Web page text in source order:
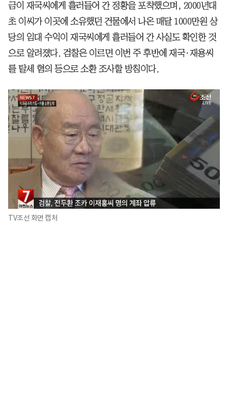
금이 재국씨에게 흘러들어 간 정황을 포착했으며, 2000년대
초 이씨가 이곳에 소유했던 건물에서 나온 매달 1000만원 상
당의 임대 수익이 재국씨에게 흘러들어 간 사실도 확인한 것
으로 알려졌다. 검찰은 이르면 이번 주 후반에 재국·재용씨
를 탈세 혐의 등으로 소환 조사할 방침이다.
TV조선 화면 캡처